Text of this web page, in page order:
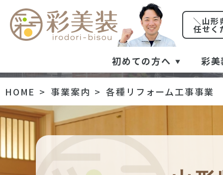
＼山形
任せく
初めての方へ 彩
HOME 事業案内 各種リフォーム工事事業